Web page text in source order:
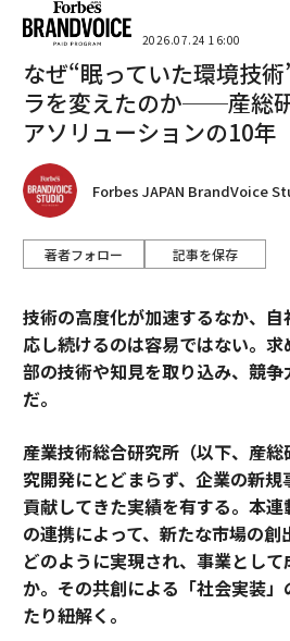
2026.07.24 16:00
なぜ“眠っていた環境技
ラを変えたのか──産総
アソリューションの10年
Forbes JAPAN BrandVoice
著者フォロー 記事を保存
技術の高度化が加速するなか、
応し続けるのは容易ではない。
部の技術や知見を取り込み、競
だ。
産業技術総合研究所（以下、産
究開発にとどまらず、企業の新
貢献してきた実績を有する。本
の連携によって、新たな市場の
どのように実現され、事業とし
か。その共創による「社会実装
たり紐解く。